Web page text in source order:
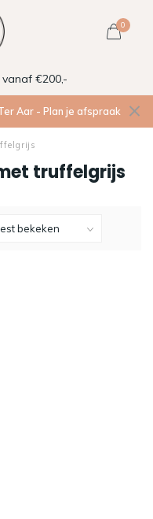
0
€200,-
Aar - Plan je afspraak
truffelgrijs